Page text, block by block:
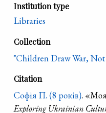
Institution type
Libraries
Collection
"Children Draw War, Not
Citation
Софія П. (8 років). «Моя
Exploring Ukrainian